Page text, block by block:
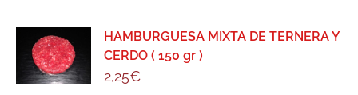
HAMBURGUESA MIXTA DE TERNERA Y
CERDO ( 150 gr )
2,25€